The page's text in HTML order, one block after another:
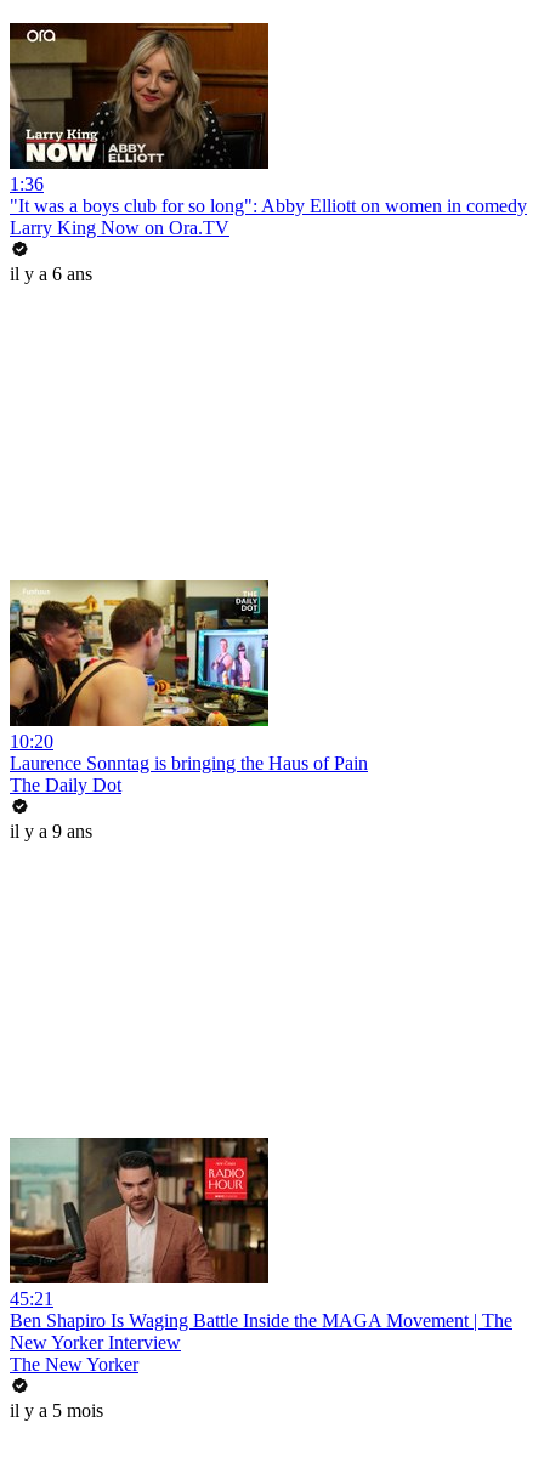
1:36
"It was a boys club for so long": Abby Elliott on women in comedy
Larry King Now on Ora.TV
il y a 6 ans
10:20
Laurence Sonntag is bringing the Haus of Pain
The Daily Dot
il y a 9 ans
45:21
Ben Shapiro Is Waging Battle Inside the MAGA Movement | The
New Yorker Interview
The New Yorker
il y a 5 mois